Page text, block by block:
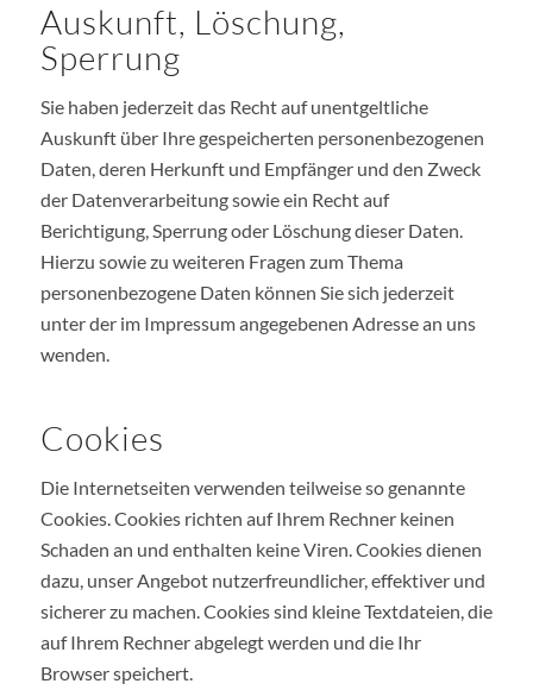
Auskunft, Löschung,
Sperrung
Sie haben jederzeit das Recht auf unentgeltliche
Auskunft über Ihre gespeicherten personenbezogenen
Daten, deren Herkunft und Empfänger und den Zweck
der Datenverarbeitung sowie ein Recht auf
Berichtigung, Sperrung oder Löschung dieser Daten.
Hierzu sowie zu weiteren Fragen zum Thema
personenbezogene Daten können Sie sich jederzeit
unter der im Impressum angegebenen Adresse an uns
wenden.
Cookies
Die Internetseiten verwenden teilweise so genannte
Cookies. Cookies richten auf Ihrem Rechner keinen
Schaden an und enthalten keine Viren. Cookies dienen
dazu, unser Angebot nutzerfreundlicher, effektiver und
sicherer zu machen. Cookies sind kleine Textdateien, die
auf Ihrem Rechner abgelegt werden und die Ihr
Browser speichert.